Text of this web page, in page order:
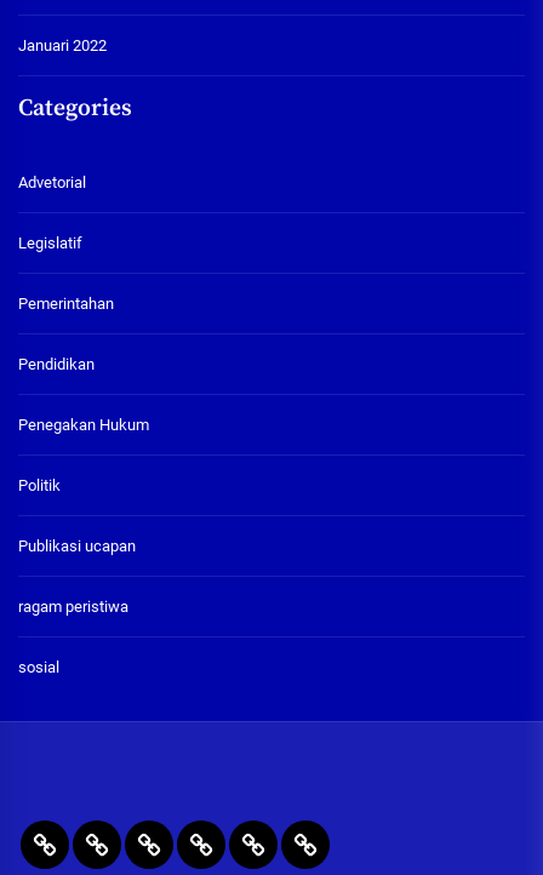
Januari 2022
Categories
Advetorial
Legislatif
Pemerintahan
Pendidikan
Penegakan Hukum
Politik
Publikasi ucapan
ragam peristiwa
sosial
BERITA RAGAM PENEGAKANPENDIDIKAN
PublikasiADVETORIAL